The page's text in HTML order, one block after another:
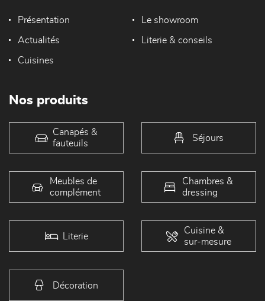
Présentation Le showroom
Actualités Literie & conseils
Cuisines
Nos produits
Canapés &
fauteuils
Séjours
Meubles de
complément
Chambres &
dressing
Literie
Cuisine &
sur-mesure
Décoration